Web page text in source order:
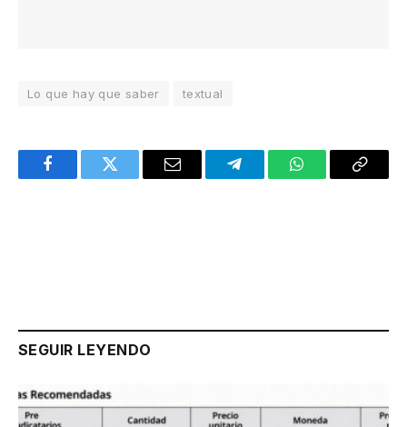
Lo que hay que saber textual
FacebookTwitter Email TelegramWhatsAppCopy
SEGUIR LEYENDO